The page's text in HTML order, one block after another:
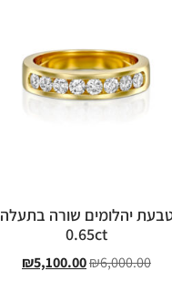
יהלומים שורה בתעלה
0.65ct
₪6,000.00
₪5,100.00